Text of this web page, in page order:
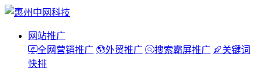
网站推广
全网营销推广
外贸推广 搜索霸屏推广
关键词
快排